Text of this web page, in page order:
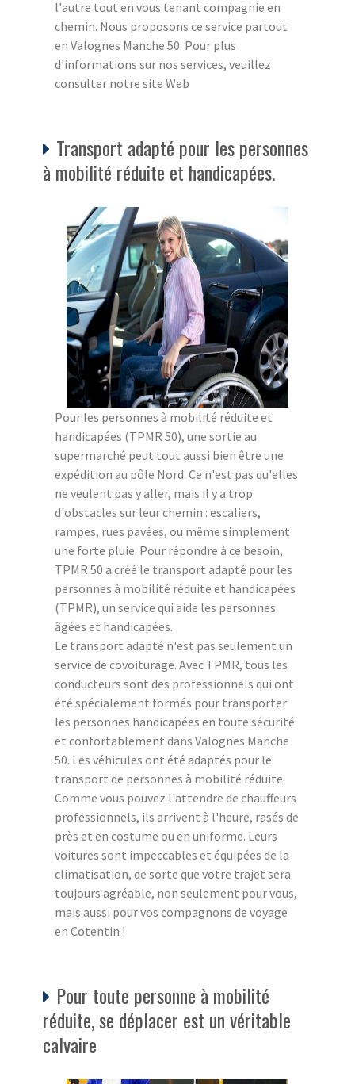
l'autre tout en vous tenant compagnie en
chemin. Nous proposons ce service partout
en Valognes Manche 50. Pour plus
d'informations sur nos services, veuillez
consulter notre site Web
Transport adapté pour les personnes
à mobilité réduite et handicapées.
Pour les personnes à mobilité réduite et
handicapées (TPMR 50), une sortie au
supermarché peut tout aussi bien être une
expédition au pôle Nord. Ce n'est pas qu'elles
ne veulent pas y aller, mais il y a trop
d'obstacles sur leur chemin : escaliers,
rampes, rues pavées, ou même simplement
une forte pluie. Pour répondre à ce besoin,
TPMR 50 a créé le transport adapté pour les
personnes à mobilité réduite et handicapées
(TPMR), un service qui aide les personnes
âgées et handicapées.
Le transport adapté n'est pas seulement un
service de covoiturage. Avec TPMR, tous les
conducteurs sont des professionnels qui ont
été spécialement formés pour transporter
les personnes handicapées en toute sécurité
et confortablement dans Valognes Manche
50. Les véhicules ont été adaptés pour le
transport de personnes à mobilité réduite.
Comme vous pouvez l'attendre de chauffeurs
professionnels, ils arrivent à l'heure, rasés de
près et en costume ou en uniforme. Leurs
voitures sont impeccables et équipées de la
climatisation, de sorte que votre trajet sera
toujours agréable, non seulement pour vous,
mais aussi pour vos compagnons de voyage
en Cotentin !
Pour toute personne à mobilité
réduite, se déplacer est un véritable
calvaire